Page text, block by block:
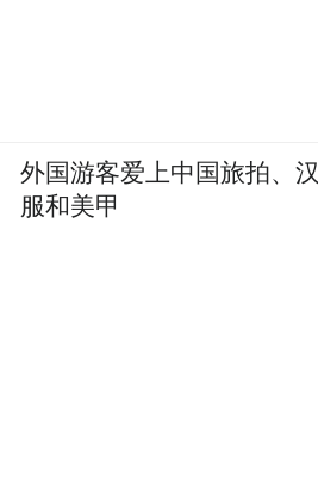
外国游客爱上中国旅拍、汉
服和美甲